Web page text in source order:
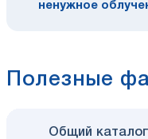
ненужное
Полезные
Общий каталог